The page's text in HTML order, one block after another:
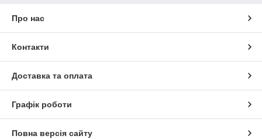
Про нас
Контакти
Доставка та оплата
Графік роботи
Повна версія сайту